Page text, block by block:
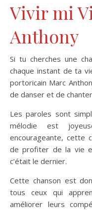
Vivir mi
Anthony
Si tu cherches une
chaque instant de ta
portoricain Marc
de danser et de
Les paroles sont
mélodie est
encourageante, cette
de profiter de la vie
c’était le dernier.
Cette chanson est
tous ceux qui
améliorer leurs